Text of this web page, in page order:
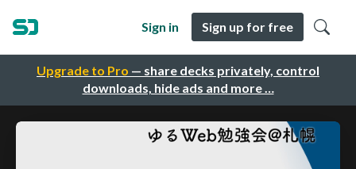
Upgrade to Pro — share decks privately, control
downloads, hide ads and more …
Sign in Sign up for free